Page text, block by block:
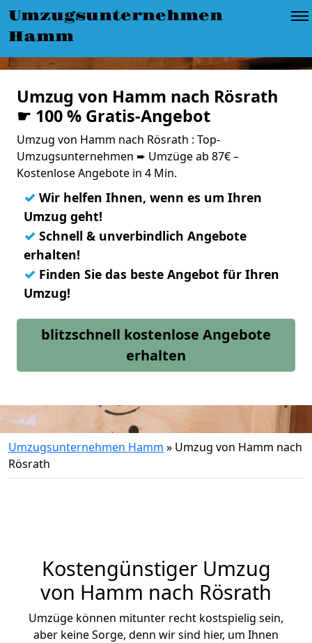
Umzugsunternehmen
Hamm
Umzug von Hamm nach Rösrath
☛ 100 % Gratis-Angebot
Umzug von Hamm nach Rösrath : Top-
Umzugsunternehmen ➨ Umzüge ab 87€ –
Kostenlose Angebote in 4 Min.
✓ Wir helfen Ihnen, wenn es um Ihren
Umzug geht!
✓ Schnell & unverbindlich Angebote
erhalten!
✓ Finden Sie das beste Angebot für Ihren
Umzug!
blitzschnell kostenlose Angebote
erhalten
Umzugsunternehmen Hamm » Umzug von Hamm nach
Rösrath
Kostengünstiger Umzug
von Hamm nach Rösrath
Umzüge können mitunter recht kostspielig sein,
aber keine Sorge, denn wir sind hier, um Ihnen